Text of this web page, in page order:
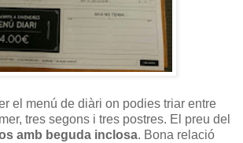
el menú de diàri on podies triar entre
tres segons i tres postres. El preu del
amb beguda inclosa. Bona relació